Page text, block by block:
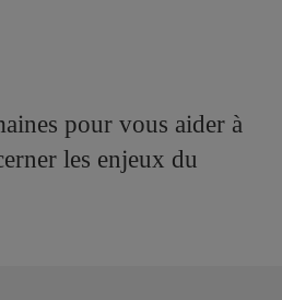
pour vous aider à
les enjeux du